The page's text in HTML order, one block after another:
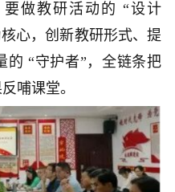
做教研活动的 “设计
心，创新教研形式、提
的 “守护者”，全链条把
哺课堂。